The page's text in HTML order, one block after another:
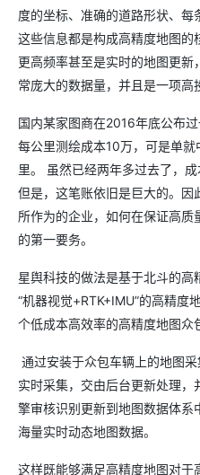
度的坐标、准确的道路形状、
这些信息都是构成高精度地图
更高频率甚至是实时的地图更
常庞大的数据量，并且是一项高
国内某家图商在2016年底公布
每公里测绘成本10万，可是单
里。 虽然已经两年多过去了，
但是，这笔账依旧是巨大的。
所作为的企业，如何在保证高
的第一要务。
星舆科技的做法是基于北斗的
“机器视觉+RTK+IMU”的高精度
个低成本高效率的高精度地图众
通过安装于众包车辆上的地图
实时采集，交由后台更新处理，
擎审核识别更新到地图数据体系
海量实时动态地图数据。
这样既能够满足高精度地图对